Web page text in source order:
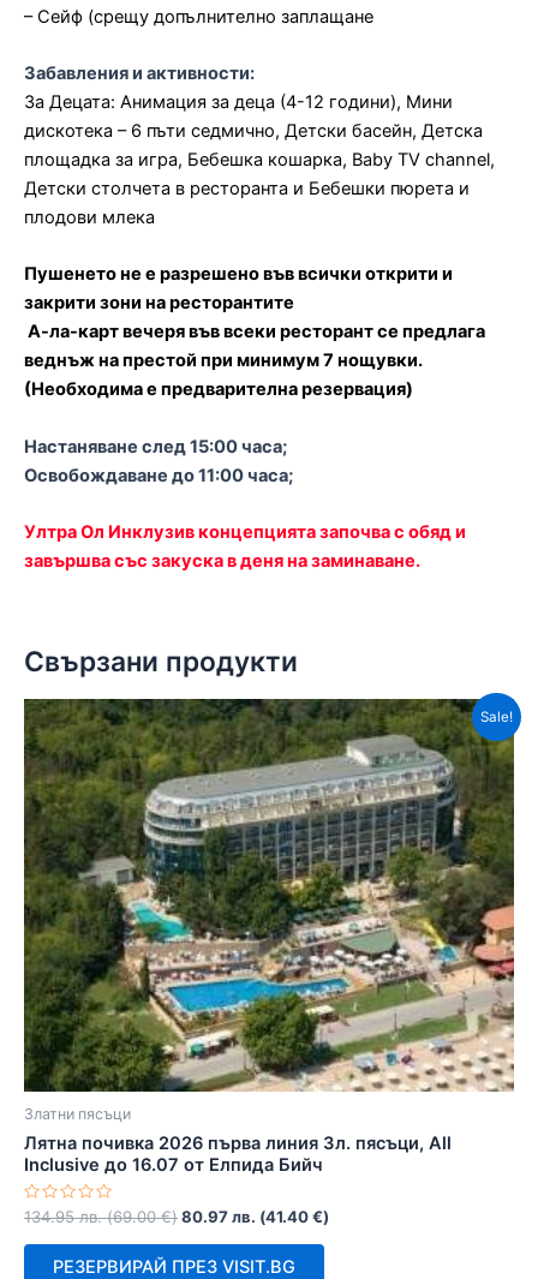
– Сейф (срещу допълнително заплащане
Забавления и активности:
За Децата: Анимация за деца (4-12 години), Мини
дискотека – 6 пъти седмично, Детски басейн, Детска
площадка за игра, Бебешка кошарка, Baby TV channel,
Детски столчета в ресторанта и Бебешки пюрета и
плодови млека
Пушенето не е разрешено във всички открити и
закрити зони на ресторантите
А-ла-карт вечеря във всеки ресторант се предлага
веднъж на престой при минимум 7 нощувки.
(Необходима е предварителна резервация)
Настаняване след 15:00 часа;
Освобождаване до 11:00 часа;
Ултра Ол Инклузив концепцията започва с обяд и
завършва със закуска в деня на заминаване.
Свързани продукти
Sale!
Златни пясъци
Лятна почивка 2026 първа линия Зл. пясъци, All
Inclusive до 16.07 от Елпида Бийч
Оценено
с
0
134.95лв. (69.00€)80.97лв. (41.40€)
РЕЗЕРВИРАЙ ПРЕЗ VISIT.BG